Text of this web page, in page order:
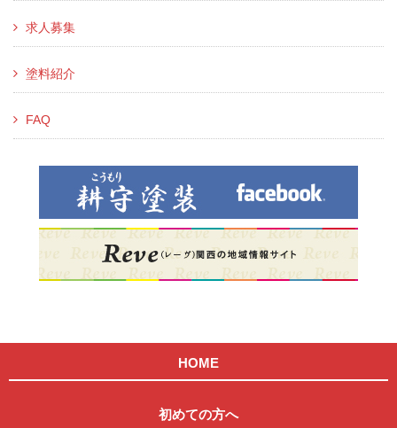
求人募集
塗料紹介
FAQ
HOME
初めての方へ